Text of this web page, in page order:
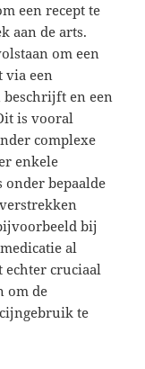
een recept te
aan de arts.
om een
via een
en een
is vooral
complexe
enkele
bepaalde
bij
al
echter cruciaal
om de
te